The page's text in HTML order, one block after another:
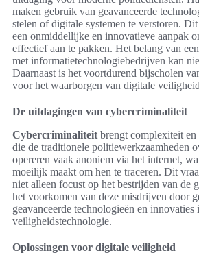
maken gebruik van geavanceerde
stelen of digitale systemen te verstoren.
een onmiddellijke en innovatieve aanpak
effectief aan te pakken. Het belang van
met informatietechnologiebedrijven kan
Daarnaast is het voortdurend bijscholen
voor het waarborgen van digitale
De uitdagingen van cybercriminaliteit
Cybercriminaliteit brengt complexiteit en
die de traditionele politiewerkzaamheden
opereren vaak anoniem via het internet,
moeilijk maakt om hen te traceren. Dit
niet alleen focust op het bestrijden van de
het voorkomen van deze misdrijven door
geavanceerde technologieën en innovaties
veiligheidstechnologie.
Oplossingen voor digitale veiligheid